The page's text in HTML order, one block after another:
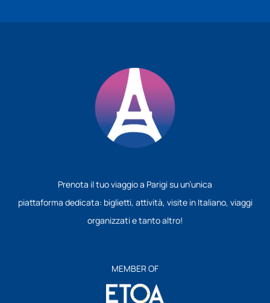
Prenota il tuo viaggio a Parigi su un’unica
piattaforma dedicata: biglietti, attività, visite in Italiano, viaggi
organizzati e tanto altro!
MEMBER OF